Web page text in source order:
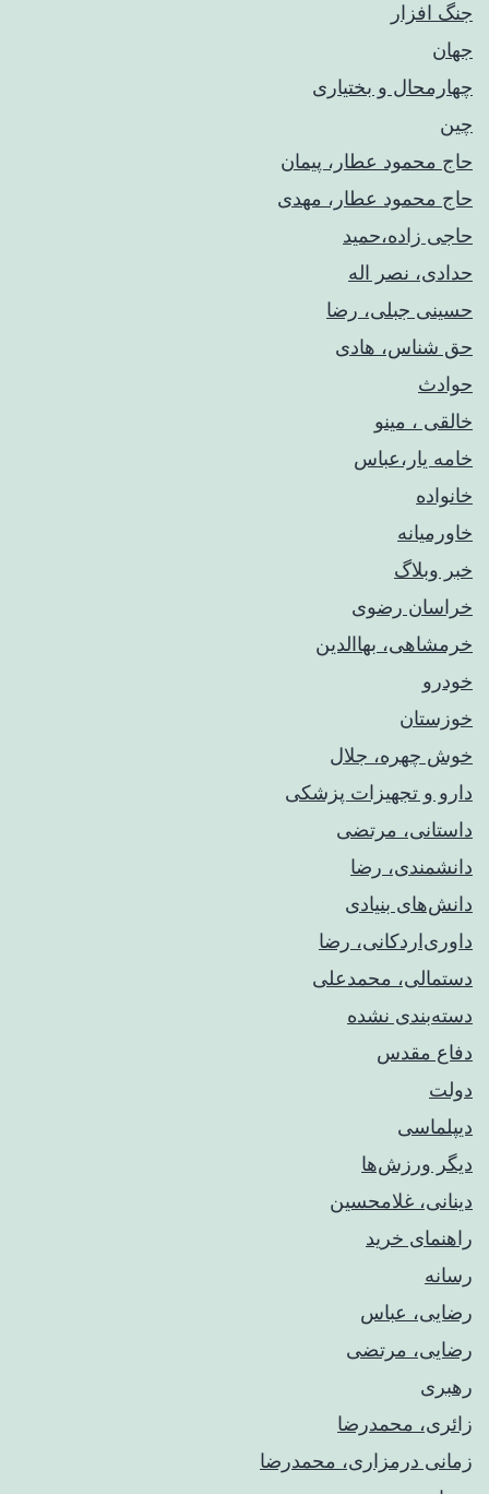
جنگ افزار
جهان
چهارمحال و بختیاری
چین
حاج محمود عطار، پیمان
حاج محمود عطار، مهدی
حاجی زاده،حمید
حدادی، نصر اله
حسینی جبلی، رضا
حق شناس، هادی
حوادث
خالقی ، مینو
خامه یار،عباس
خانواده
خاورمیانه
خبر وبلاگ
خراسان رضوی
خرمشاهی، بهاالدین
خودرو
خوزستان
خوش چهره، جلال
دارو و تجهیزات پزشکی
داستانی، مرتضی
دانشمندی، رضا
دانش‌های بنیادی
داوری‌اردکانی، رضا
دستمالی، محمدعلی
دسته‌بندی نشده
دفاع مقدس
دولت
دیپلماسی
دیگر ورزش‌ها
دینانی، غلامحسین
راهنمای خريد
رسانه
رضایی، عباس
رضایی، مرتضی
رهبری
زائری، محمدرضا
زمانی درمزاری، محمدرضا